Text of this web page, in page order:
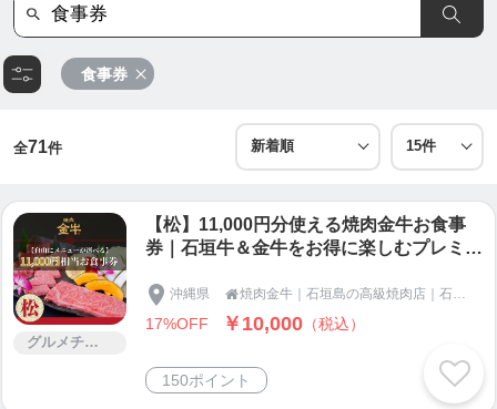
食事券
全71件
グルメチケット
【松】11,000円分使える焼肉金牛お食事
券｜石垣牛＆金牛をお得に楽しむプレミア
沖縄県  焼肉金牛｜石垣島の高級焼肉店｜石垣牛と金牛を味わう至福のグルメ体験
17%OFF ￥10,000 （税込）
150ポイント